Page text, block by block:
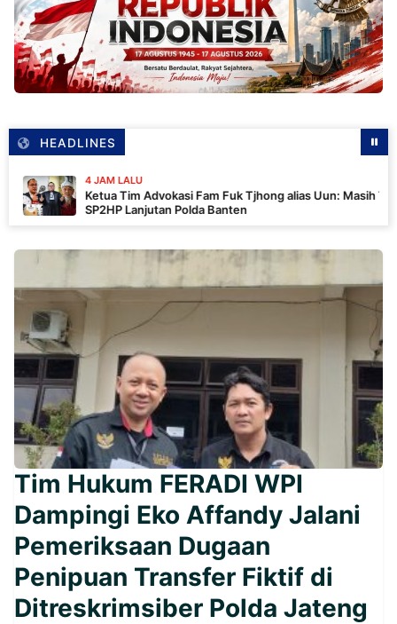
HEADLINES
4 JAM LALU
Ketua Tim Advokasi Fam Fuk Tjhong alias Uun: Masih Tunggu
SP2HP Lanjutan Polda Banten
Tim Hukum FERADI WPI
Dampingi Eko Affandy Jalani
Pemeriksaan Dugaan
Penipuan Transfer Fiktif di
Ditreskrimsiber Polda Jateng